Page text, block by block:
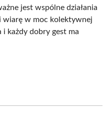
jest wspólne działania
wiarę w moc kolektywnej
i każdy dobry gest ma